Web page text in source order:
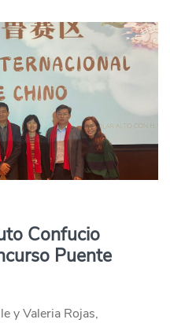
Confucio
Puente
y Valeria Rojas,